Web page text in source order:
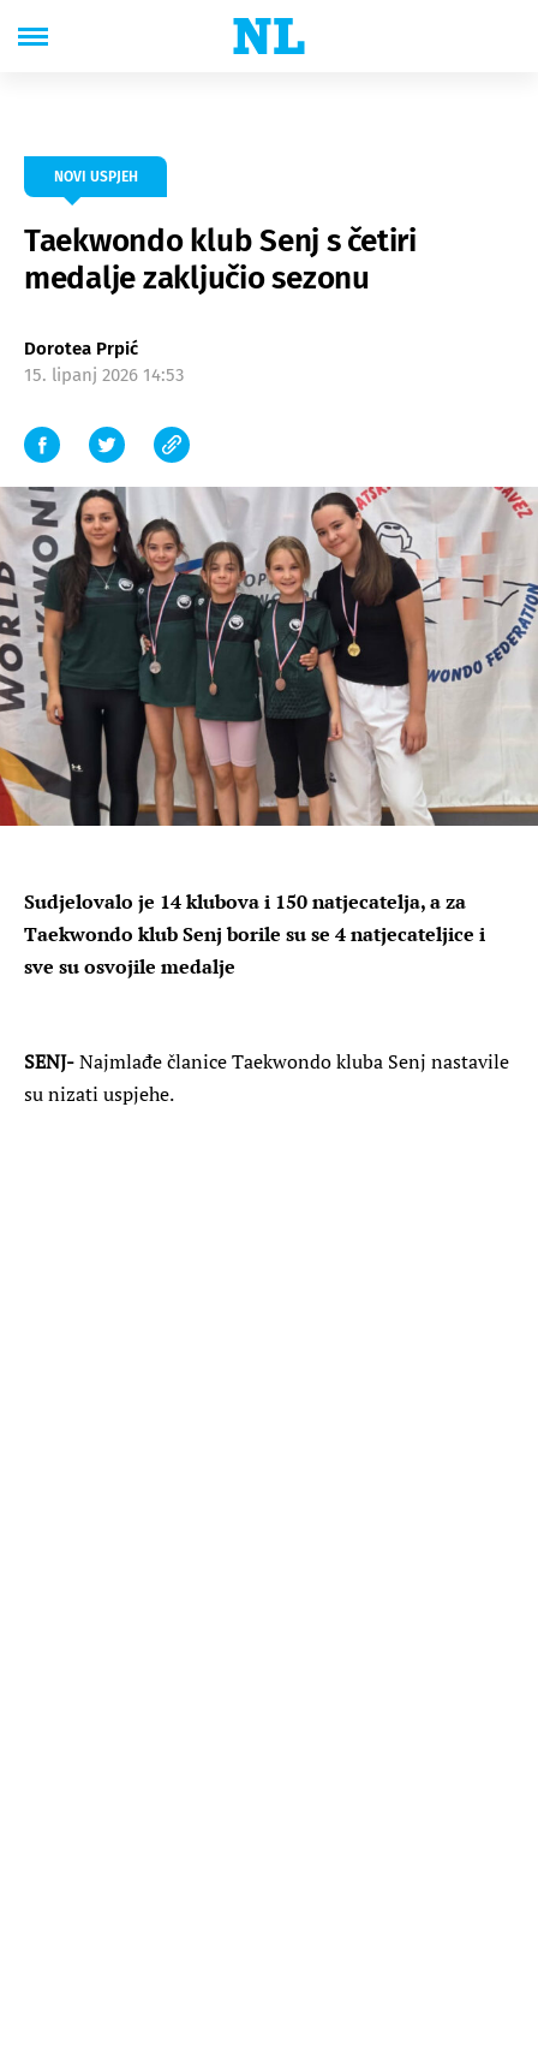
NOVI USPJEH
Taekwondo klub Senj s četiri
medalje zaključio sezonu
Dorotea Prpić
15. lipanj 2026 14:53
Sudjelovalo je 14 klubova i 150 natjecatelja, a za
Taekwondo klub Senj borile su se 4 natjecateljice i
sve su osvojile medalje
SENJ-Najmlađe članice Taekwondo kluba Senj nastavile
su nizati uspjehe.